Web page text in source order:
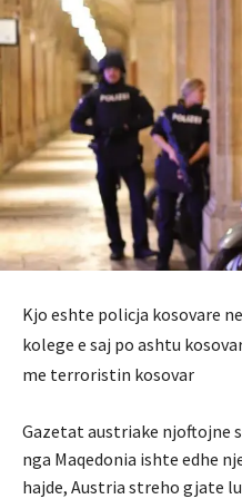
Kjo eshte policja kosovare
kolege e saj po ashtu
me terroristin kosovar
Gazetat austriake njoftojne
nga Maqedonia ishte edhe
hajde, Austria streho gjate